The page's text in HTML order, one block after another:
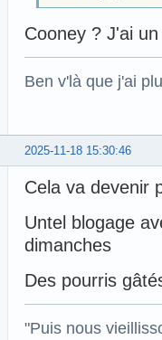
Cooney ? J'ai
Ben v'là que j'ai
2025-11-18 15:30:46
Cela va devenir
Untel blogage
dimanches
Des pourris
"Puis nous